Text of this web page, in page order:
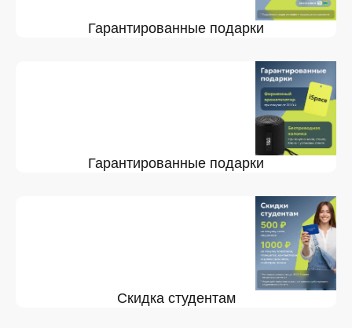
Гарантированные подарки
Гарантированные подарки
Скидка студентам